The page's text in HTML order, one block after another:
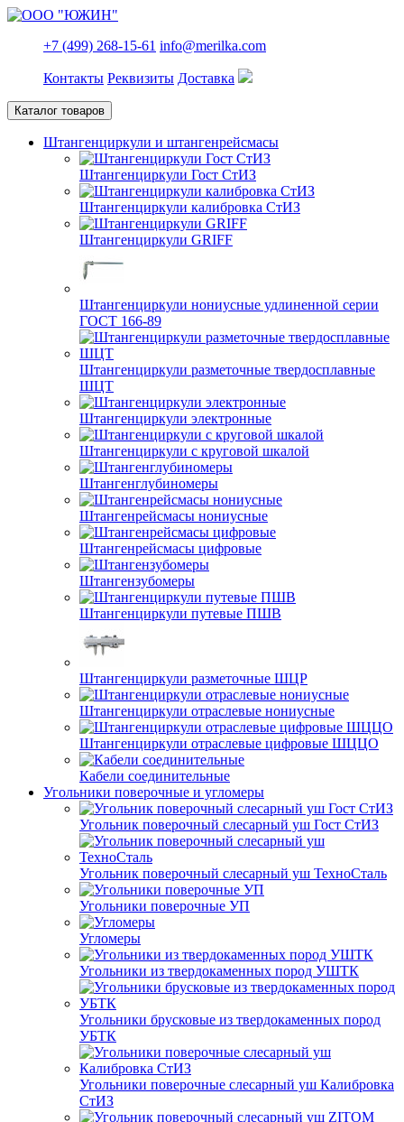
+7 (499) 268-15-61 info@merilka.com
Контакты Реквизиты Доставка
Каталог товаров
Штангенциркули и штангенрейсмасы
Штангенциркули Гост СтИЗ
Штангенциркули калибровка СтИЗ
Штангенциркули GRIFF
Штангенциркули нониусные удлиненной серии
ГОСТ 166-89
Штангенциркули разметочные твердосплавные
ШЦТ
Штангенциркули электронные
Штангенциркули с круговой шкалой
Штангенглубиномеры
Штангенрейсмасы нониусные
Штангенрейсмасы цифровые
Штангензубомеры
Штангенциркули путевые ПШВ
Штангенциркули разметочные ШЦР
Штангенциркули отраслевые нониусные
Штангенциркули отраслевые цифровые ШЦЦО
Кабели соединительные
Угольники поверочные и угломеры
Угольник поверочный слесарный уш Гост СтИЗ
Угольник поверочный слесарный уш ТехноСталь
Угольники поверочные УП
Угломеры
Угольники из твердокаменных пород УШТК
Угольники брусковые из твердокаменных пород
УБТК
Угольники поверочные слесарный уш Калибровка
СтИЗ